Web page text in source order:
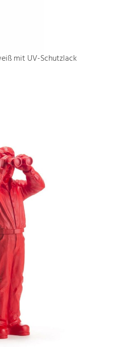
mit UV-Schutzlack